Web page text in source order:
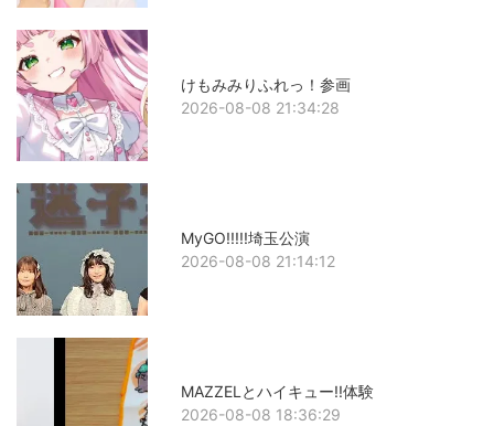
けもみみりふれっ！参画
2026-08-08 21:34:28
MyGO!!!!!埼玉公演
2026-08-08 21:14:12
MAZZELとハイキュー!!体験
2026-08-08 18:36:29